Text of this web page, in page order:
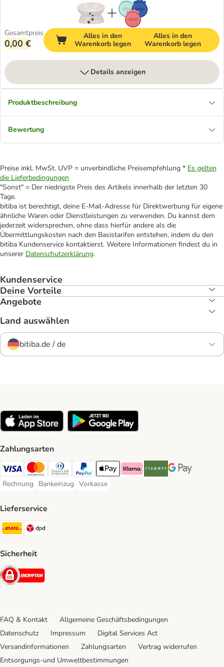
Gesamtpreis
0,00 €
Alles in den
Warenkorb legen
Alles in den
Warenkorb legen
Details anzeigen
Produktbeschreibung
Bewertung
Preise inkl. MwSt. UVP = unverbindliche Preisempfehlung * Es gelten
die Lieferbedingungen
"Sonst" = Der niedrigste Preis des Artikels innerhalb der letzten 30
Tage.
bitiba ist berechtigt, deine E-Mail-Adresse für Direktwerbung für eigene
ähnliche Waren oder Dienstleistungen zu verwenden. Du kannst dem
jederzeit widersprechen, ohne dass hierfür andere als die
Übermittlungskosten nach den Basistarifen entstehen, indem du den
bitiba Kundenservice kontaktierst. Weitere Informationen findest du in
unserer Datenschutzerklärung.
Kundenservice
Deine Vorteile
Angebote
Land auswählen
bitiba.de / de
Zahlungsarten
Visa Payment Method
Mastercard Payment Method
Diners Club Payment Method
PayPal Payment Method
Apple Pay Payment Method
Klarna Payment Method
Riverty Payment Method
Google Pay
Rechnung
Rechnung Payment Method
Bankeinzug
Bankeinzug Payment Method
Vorkasse
Vorkasse Payment Method
Lieferservice
DHL Shipping Method
Sicherheit
Security
FAQ & Kontakt
Allgemeine Geschäftsbedingungen
Datenschutz
Impressum
Digital Services Act
Versandinformationen
Zahlungsarten
Vertrag widerrufen
Entsorgungs-und Umweltbestimmungen